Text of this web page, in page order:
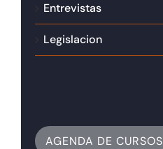
Entrevistas
Legislacion
AGENDA DE CURSOS